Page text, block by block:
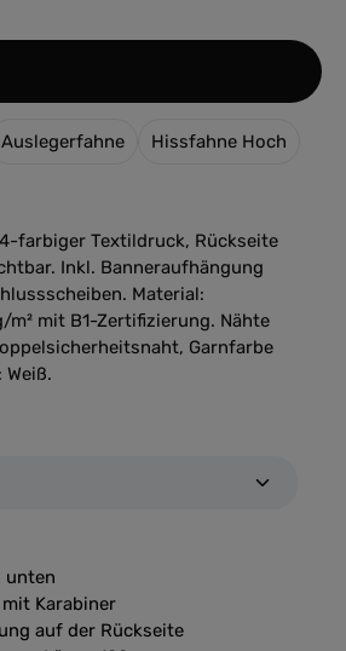
Auslegerfahne Hissfahne Hoch
4-farbiger Textildruck, Rückseite
Inkl. Banneraufhängung
Material:
m² mit B1-Zertifizierung. Nähte
Garnfarbe
unten
Karabiner
auf der Rückseite